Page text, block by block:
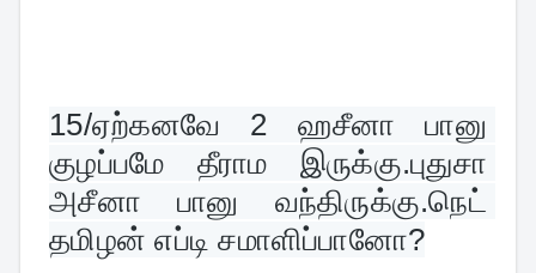
15/ஏற்கனவே 2 ஹசீனா பானு
குழப்பமே தீராம இருக்கு.புதுசா
அசீனா பானு வந்திருக்கு.நெட்
தமிழன் எப்டி சமாளிப்பானோ?